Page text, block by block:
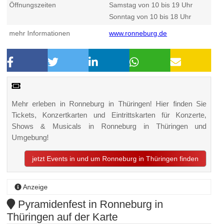
Öffnungszeiten
Samstag von 10 bis 19 Uhr
Sonntag von 10 bis 18 Uhr
mehr Informationen www.ronneburg.de
Mehr erleben in Ronneburg in Thüringen! Hier finden Sie
Tickets, Konzertkarten und Eintrittskarten für Konzerte,
Shows & Musicals in Ronneburg in Thüringen und
Umgebung!
jetzt Events in und um Ronneburg in Thüringen finden
Anzeige
Pyramidenfest in Ronneburg in
Thüringen auf der Karte